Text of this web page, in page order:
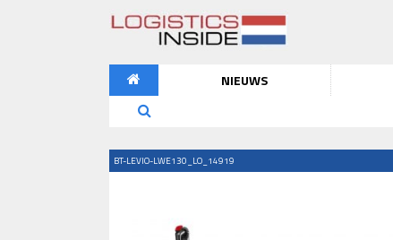
NIEUWS
BT-LEVIO-LWE130_LO_14919